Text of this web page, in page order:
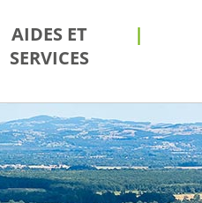
AIDES ET
SERVICES